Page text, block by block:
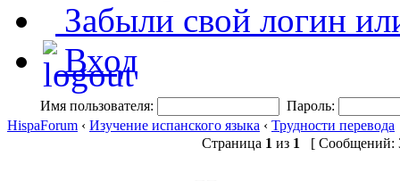
Забыли свой логин
Вход
Имя пользователя:
Пароль:
HispaForum ‹ Изучение испанского языка ‹ Трудности перевода
Страница 1 из 1 [ Сообщений: